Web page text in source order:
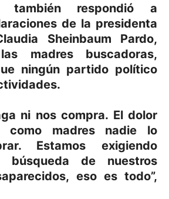
también respondió a
de la presidenta
Sheinbaum Pardo,
madres buscadoras,
ningún partido político
ni nos compra. El dolor
como madres nadie lo
Estamos exigiendo
de nuestros
eso es todo”,